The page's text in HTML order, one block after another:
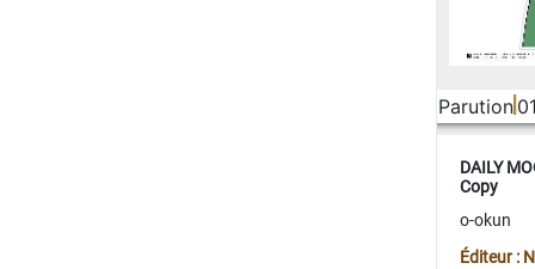
Parution
DAILY
Copy
o-okun
Éditeur :